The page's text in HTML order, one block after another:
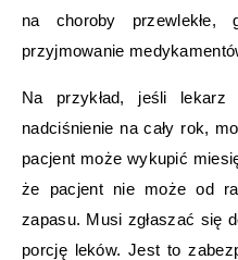
na choroby przewlekłe,
przyjmowanie
Na przykład, jeśli lekarz
nadciśnienie na cały rok,
pacjent może wykupić
że pacjent nie może od
zapasu. Musi zgłaszać się
porcję leków. Jest to